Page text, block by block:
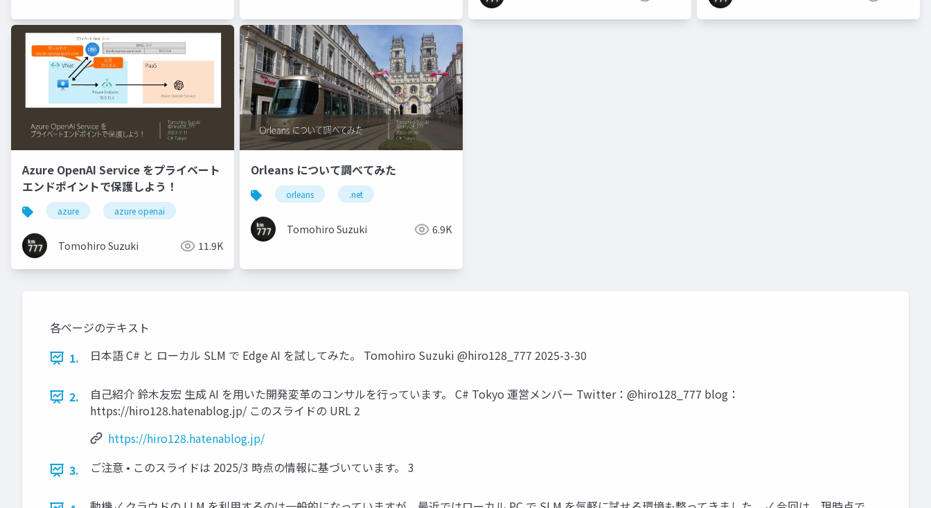
Azure OpenAI Service をプライベート
エンドポイントで保護しよう！
azure azure openai
Tomohiro Suzuki 11.9K
Orleans について調べてみた
orleans .net
Tomohiro Suzuki 6.9K
各ページのテキスト
1.
日本語 C# と ローカル SLM で Edge AI を試してみた。 Tomohiro Suzuki @hiro128_777 2025-3-30
2.
自己紹介 鈴木友宏 生成 AI を用いた開発変革のコンサルを行っています。 C# Tokyo 運営メンバー Twitter：@hiro128_777 blog：
https://hiro128.hatenablog.jp/ このスライドの URL 2
https://hiro128.hatenablog.jp/
3.
ご注意 • このスライドは 2025/3 時点の情報に基づいています。 3